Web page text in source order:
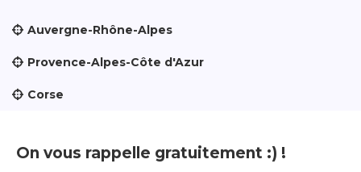
Auvergne-Rhône-Alpes
Provence-Alpes-Côte d'Azur
Corse
On vous rappelle gratuitement :) !